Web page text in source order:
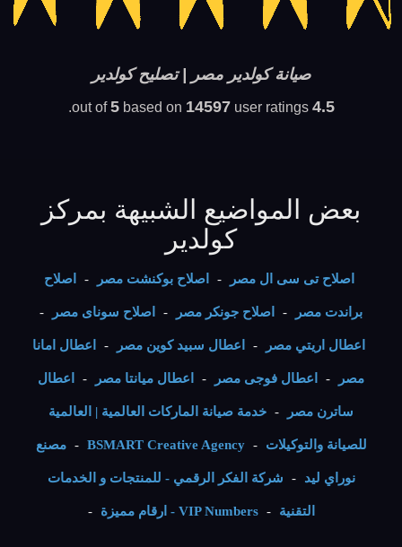
صيانة كولدير مصر | تصليح كولدير
4.5
out of
5based on 14597user ratings.
بعض المواضيع الشبيهة بمركز
كولدير
اصلاح تى سى ال مصر - اصلاح بوكنشت مصر - اصلاح
براندت مصر - اصلاح جونكر مصر - اصلاح سوناى مصر -
اعطال اريتي مصر - اعطال سبيد كوين مصر - اعطال امانا
مصر - اعطال فوجى مصر - اعطال ميانتا مصر - اعطال
ساترن مصر - خدمة صيانة الماركات العالمية | العالمية
للصيانة والتوكيلات -
BSMART Creative Agency
- مصنع
نوراي ليد - شركة الفكر الرقمي - للمنتجات و الخدمات
التقنية - VIP Numbers - ارقام مميزة -